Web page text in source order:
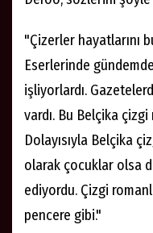
"Çizerler hayatlarını
Eserlerinde
işliyorlardı.
vardı. Bu Belçika
Dolayısıyla Belçika
olarak çocuklar olsa
ediyordu. Çizgi
pencere gibi."